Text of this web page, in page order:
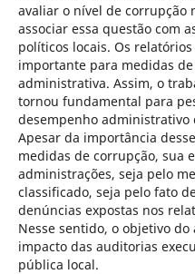
avaliar o nível de corrupção
associar essa questão com
políticos locais. Os
importante para medidas
administrativa. Assim, o
tornou fundamental para
desempenho
Apesar da importância
medidas de corrupção, sua
administrações, seja pelo
classificado, seja pelo fato
denúncias expostas nos
Nesse sentido, o objetivo
impacto das auditorias
pública local.